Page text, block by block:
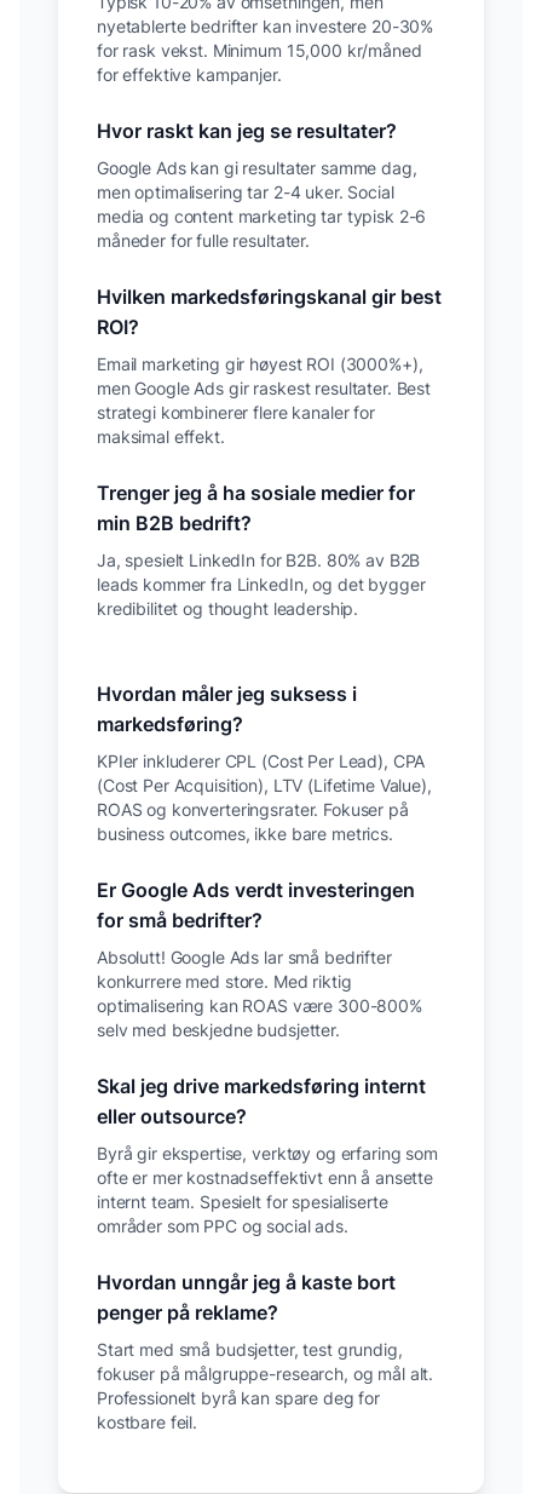
nyetablerte bedrifter kan investere 20-30%
for rask vekst. Minimum 15,000 kr/måned
for effektive kampanjer.
Hvor raskt kan jeg se resultater?
Google Ads kan gi resultater samme dag,
men optimalisering tar 2-4 uker. Social
media og content marketing tar typisk 2-6
måneder for fulle resultater.
Hvilken markedsføringskanal gir best
ROI?
Email marketing gir høyest ROI (3000%+),
men Google Ads gir raskest resultater. Best
strategi kombinerer flere kanaler for
maksimal effekt.
Trenger jeg å ha sosiale medier for
min B2B bedrift?
Ja, spesielt LinkedIn for B2B. 80% av B2B
leads kommer fra LinkedIn, og det bygger
kredibilitet og thought leadership.
Hvordan måler jeg suksess i
markedsføring?
KPIer inkluderer CPL (Cost Per Lead), CPA
(Cost Per Acquisition), LTV (Lifetime Value),
ROAS og konverteringsrater. Fokuser på
business outcomes, ikke bare metrics.
Er Google Ads verdt investeringen
for små bedrifter?
Absolutt! Google Ads lar små bedrifter
konkurrere med store. Med riktig
optimalisering kan ROAS være 300-800%
selv med beskjedne budsjetter.
Skal jeg drive markedsføring internt
eller outsource?
Byrå gir ekspertise, verktøy og erfaring som
ofte er mer kostnadseffektivt enn å ansette
internt team. Spesielt for spesialiserte
områder som PPC og social ads.
Hvordan unngår jeg å kaste bort
penger på reklame?
Start med små budsjetter, test grundig,
fokuser på målgruppe-research, og mål alt.
Professionelt byrå kan spare deg for
kostbare feil.